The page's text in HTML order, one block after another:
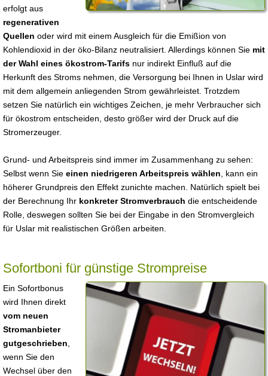
erfolgt aus
regenerativen
Quellen oder wird mit einem Ausgleich für die Emißion von
Kohlendioxid in der öko-Bilanz neutralisiert. Allerdings können Sie mit
der Wahl eines ökostrom-Tarifs nur indirekt Einfluß auf die
Herkunft des Stroms nehmen, die Versorgung bei Ihnen in Uslar wird
mit dem allgemein anliegenden Strom gewährleistet. Trotzdem
setzen Sie natürlich ein wichtiges Zeichen, je mehr Verbraucher sich
für ökostrom entscheiden, desto größer wird der Druck auf die
Stromerzeuger.
Grund- und Arbeitspreis sind immer im Zusammenhang zu sehen:
Selbst wenn Sie einen niedrigeren Arbeitspreis wählen , kann ein
höherer Grundpreis den Effekt zunichte machen. Natürlich spielt bei
der Berechnung Ihr konkreter Stromverbrauch die entscheidende
Rolle, deswegen sollten Sie bei der Eingabe in den Stromvergleich
für Uslar mit realistischen Größen arbeiten.
Sofortboni für günstige Strompreise
Ein Sofortbonus
wird Ihnen direkt
vom neuen
Stromanbieter
gutgeschrieben
wenn Sie den
Wechsel über den